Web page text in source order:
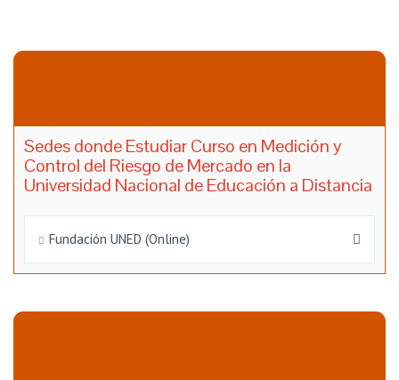
Sedes donde Estudiar Curso en Medición y
Control del Riesgo de Mercado en la
Universidad Nacional de Educación a Distancia
Fundación UNED (Online)